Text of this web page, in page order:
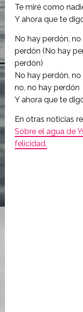
Te miré como
Y ahora que te
No hay perdón,
perdón (No hay
perdón)
No hay perdón,
no, no hay perdón
Y ahora que te
En otras noticias
Sobre el agua de
felicidad.